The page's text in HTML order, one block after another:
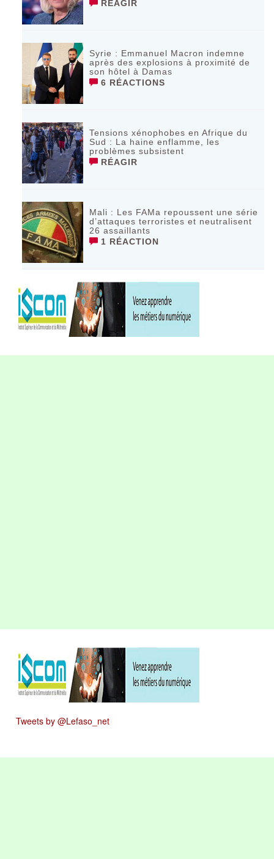
RÉAGIR
Syrie : Emmanuel Macron indemne
après des explosions à proximité de
son hôtel à Damas
6 RÉACTIONS
Tensions xénophobes en Afrique du
Sud : La haine enflamme, les
problèmes subsistent
RÉAGIR
Mali : Les FAMa repoussent une série
d’attaques terroristes et neutralisent
26 assaillants
1 RÉACTION
Tweets by @Lefaso_net